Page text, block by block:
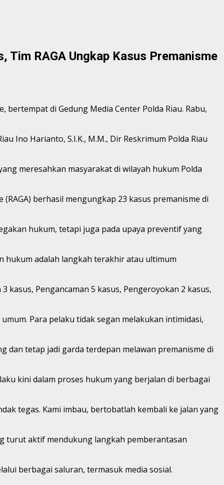
RAGA Ungkap Kasus Premanisme
di Gedung Media Center Polda Riau. Rabu,
Ino Harianto, S.I.K., M.M., Dir Reskrimum Polda Riau
meresahkan masyarakat di wilayah hukum Polda
berhasil mengungkap 23 kasus premanisme di
hukum, tetapi juga pada upaya preventif yang
hukum adalah langkah terakhir atau ultimum
Pengancaman 5 kasus, Pengeroyokan 2 kasus,
Para pelaku tidak segan melakukan intimidasi,
dan tetap jadi garda terdepan melawan premanisme di
kini dalam proses hukum yang berjalan di berbagai
tegas. Kami imbau, bertobatlah kembali ke jalan yang
turut aktif mendukung langkah pemberantasan
berbagai saluran, termasuk media sosial.